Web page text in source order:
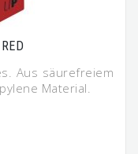
Aus säurefreiem
Material.